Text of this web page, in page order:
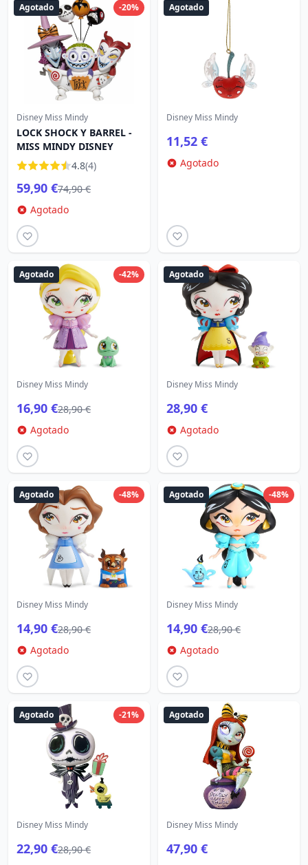
-20%
Agotado
Disney Miss Mindy
LOCK SHOCK Y BARREL -
MISS MINDY DISNEY
4.8(4)
59,90 €74,90 €
Agotado
Agotado
Disney Miss Mindy
11,52 €
Agotado
-42%
Agotado
Disney Miss Mindy
16,90 €28,90 €
Agotado
Agotado
Disney Miss Mindy
28,90 €
Agotado
-48%
Agotado
Disney Miss Mindy
14,90 €28,90 €
Agotado
-48%
Agotado
Disney Miss Mindy
14,90 €28,90 €
Agotado
-21%
Agotado
Disney Miss Mindy
22,90 €28,90 €
Agotado
Disney Miss Mindy
47,90 €